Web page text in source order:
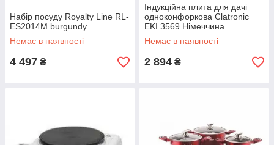
Набір посуду Royalty Line RL-
ES2014M burgundy
Немає в наявності
4 497 ₴
Індукційна плита для дачі
одноконфоркова Clatronic
EKI 3569 Німеччина
Немає в наявності
2 894 ₴